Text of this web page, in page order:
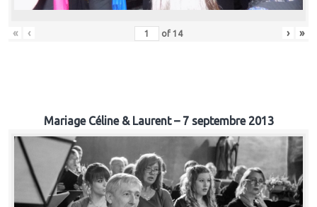
« ‹ of 14 › »
Mariage Céline & Laurent – 7 septembre 2013